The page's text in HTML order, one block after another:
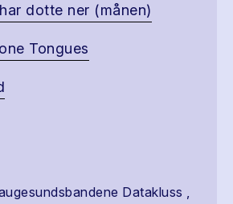
dotte ner (månen)
Tongues
Datakluss ,